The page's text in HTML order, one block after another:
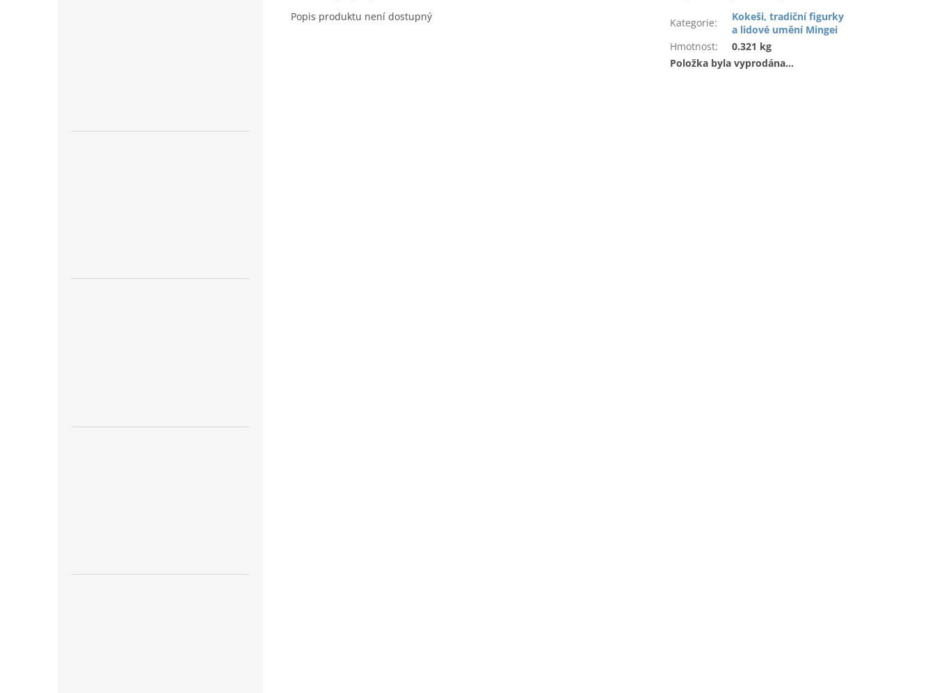
Popis produktu není dostupný Kategorie:
Kokeši, tradiční figurky
a lidové umění Mingei
Hmotnost:
0.321 kg
Položka byla vyprodána…